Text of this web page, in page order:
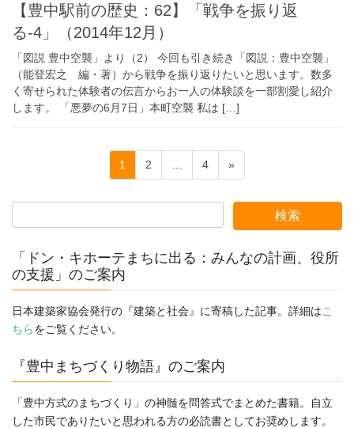
【豊中駅前の歴史：62】「戦争を振り返
る-4」（2014年12月）
「図説 豊中空襲」より（2） 今回も引き続き「図説：豊中空襲」
（能登宏之 編・著）から戦争を振り返りたいと思います。数多
く寄せられた体験者の伝言からお一人の体験談を一部割愛し紹介
します。 「悪夢の6月7日」本町空襲 私は […]
の
ペ
ー
ジ
り
固
定
ペ
1
固
定
ペ
2
固
定
ペ
4 »
「ドン・キホーテまちに出る：みんなの計画、役所
の支援」のご案内
日本建築家協会発行の『建築と社会』に寄稿した記事。詳細はこ
ちらをご覧ください。
『豊中まちづくり物語』のご案内
「豊中方式のまちづくり」の神髄を問答式でまとめた書籍。自立
した市民でありたいと思われる方の必読書としてお奨めします。